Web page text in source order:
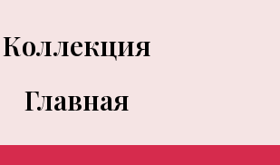
Коллекция
Главная